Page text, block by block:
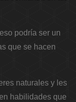
podría ser un
que se hacen
naturales y les
habilidades que